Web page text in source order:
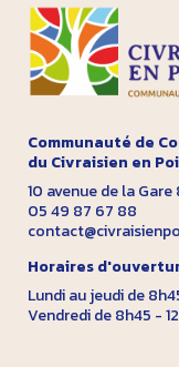
Communauté de
du Civraisien en
10 avenue de la
05 49 87 67 88
Horaires
Lundi au jeudi de
Vendredi de 8h45 -